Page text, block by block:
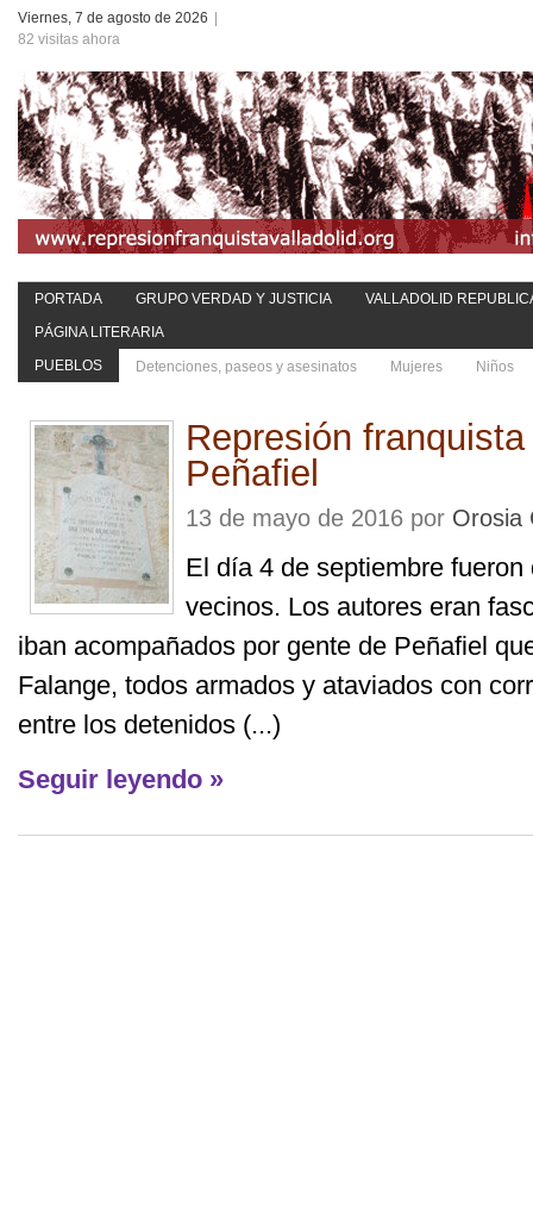
Viernes, 7 de agosto de 2026
82 visitas ahora
PORTADA GRUPO VERDAD Y JUSTICIA
VALLADOLID
PÁGINA LITERARIA
PUEBLOS
Detenciones, paseos y asesinatos Mujeres Niños
Represión
Peñafiel
13 de mayo de 2016 por Orosia
El día 4 de septiembre
vecinos. Los autores eran
iban acompañados por gente de Peñafiel
Falange, todos armados y ataviados con
entre los detenidos (...)
Seguir leyendo »